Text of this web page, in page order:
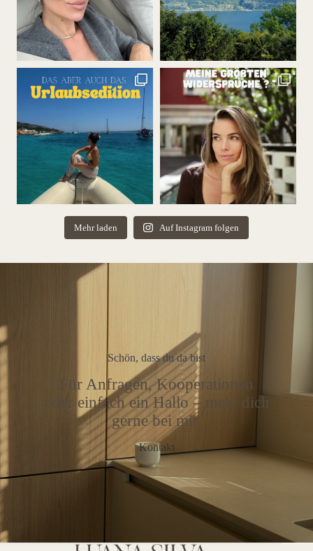
Mehr laden Auf Instagram folgen
Schön, dass du da bist
Für Anfragen, Kooperationen
oder einfach ein Hallo – meld dich
gerne bei mir.
Kontakt